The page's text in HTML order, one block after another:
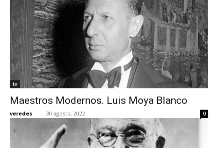
tv
Maestros Modernos. Luis Moya Blanco
veredes - 30 agosto, 2022 0